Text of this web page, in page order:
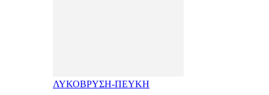
ΛΥΚΟΒΡΥΣΗ-ΠΕΥΚΗ